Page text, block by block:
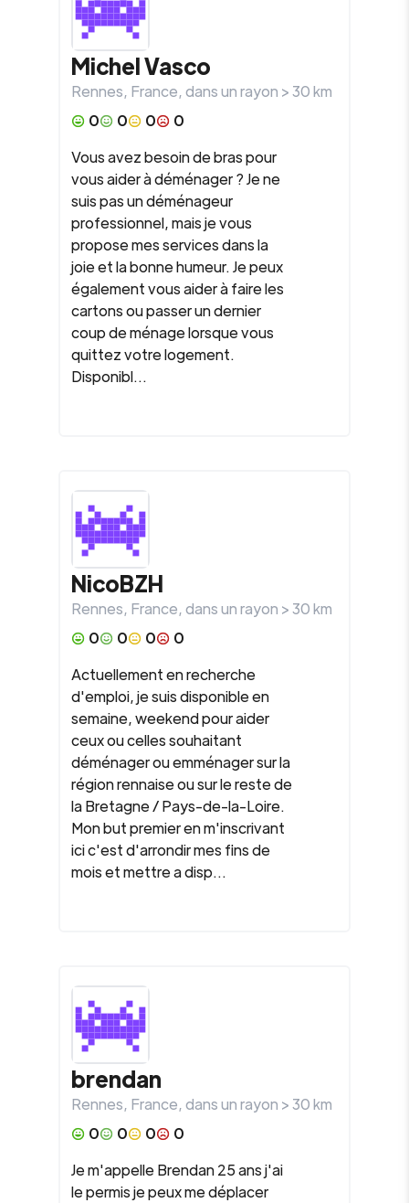
MichelVasco
Rennes, France, dans un rayon >30km
0
0 0
0
Vous avez besoin de bras pour
vous aider à déménager ? Je ne
suis pas un déménageur
professionnel, mais je vous
propose mes services dans la
joie et la bonne humeur. Je peux
également vous aider à faire les
cartons ou passer un dernier
coup de ménage lorsque vous
quittez votre logement.
Disponibl...
NicoBZH
Rennes, France, dans un rayon >30km
0
0 0
0
Actuellement en recherche
d'emploi, je suis disponible en
semaine, weekend pour aider
ceux ou celles souhaitant
déménager ou emménager sur la
région rennaise ou sur le reste de
la Bretagne / Pays-de-la-Loire.
Mon but premier en m'inscrivant
ici c'est d'arrondir mes fins de
mois et mettre a disp...
brendan
Rennes, France, dans un rayon >30km
0
0 0
0
Je m'appelle Brendan 25 ans j'ai
le permis je peux me déplacer